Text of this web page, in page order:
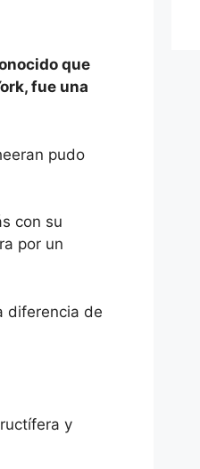
que
fue una
pudo
con su
por un
diferencia de
y